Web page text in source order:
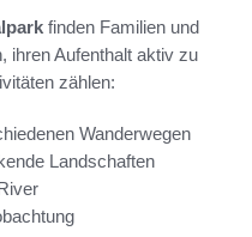
finden Familien und
ihren Aufenthalt aktiv zu
zählen:
Wanderwegen
Landschaften